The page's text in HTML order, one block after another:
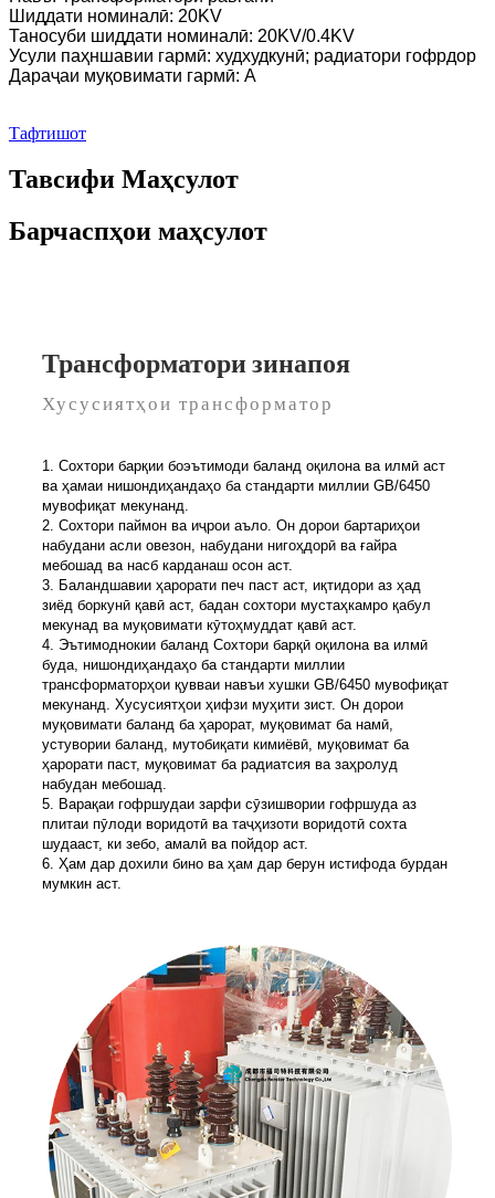
Шиддати номиналӣ: 20KV
Таносуби шиддати номиналӣ: 20KV/0.4KV
Усули паҳншавии гармӣ: худхудкунӣ; радиатори гофрдор
Дараҷаи муқовимати гармӣ: A
Тафтишот
Тавсифи Маҳсулот
Барчаспҳои маҳсулот
Трансформатори зинапоя
Хусусиятҳои трансформатор
1. Сохтори барқии боэътимоди баланд оқилона ва илмӣ аст
ва ҳамаи нишондиҳандаҳо ба стандарти миллии GB/6450
мувофиқат мекунанд.
2. Сохтори паймон ва иҷрои аъло. Он дорои бартариҳои
набудани асли овезон, набудани нигоҳдорӣ ва ғайра
мебошад ва насб карданаш осон аст.
3. Баландшавии ҳарорати печ паст аст, иқтидори аз ҳад
зиёд боркунӣ қавӣ аст, бадан сохтори мустаҳкамро қабул
мекунад ва муқовимати кӯтоҳмуддат қавӣ аст.
4. Эътимоднокии баланд Сохтори барқӣ оқилона ва илмӣ
буда, нишондиҳандаҳо ба стандарти миллии
трансформаторҳои қувваи навъи хушки GB/6450 мувофиқат
мекунанд. Хусусиятҳои ҳифзи муҳити зист. Он дорои
муқовимати баланд ба ҳарорат, муқовимат ба намӣ,
устувории баланд, мутобиқати кимиёвӣ, муқовимат ба
ҳарорати паст, муқовимат ба радиатсия ва заҳролуд
набудан мебошад.
5. Варақаи гофршудаи зарфи сӯзишвории гофршуда аз
плитаи пӯлоди воридотӣ ва таҷҳизоти воридотӣ сохта
шудааст, ки зебо, амалӣ ва пойдор аст.
6. Ҳам дар дохили бино ва ҳам дар берун истифода бурдан
мумкин аст.